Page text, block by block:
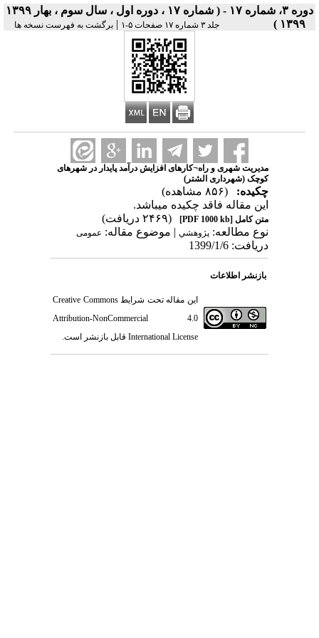
دوره ۳، شماره ۱۷ - ( شماره ۱۷ ، دوره اول ، سال سوم ، بهار ۱۳۹۹
۱۳۹۹ )
جلد ۳ شماره ۱۷ صفحات ۵-۱ |برگشت به فهرست نسخه ها
مدیریت شهری و راه¬کارهای افزایش درآمد پایدار در شهرهای
کوچک (شهرداری الشتر)
چکیده:
(۸۵۶ مشاهده)
این مقاله فاقد چکیده می​باشد.
متن کامل[PDF 1000 kb]
(۲۴۶۹ دریافت)
نوع مطالعه: پژوهشي| موضوع مقاله: عمومى
دریافت: 1399/1/6
بازنشر اطلاعات
این مقاله تحت شرایطCreative Commons
Attribution-NonCommercial 4.0
International License قابل بازنشر است.